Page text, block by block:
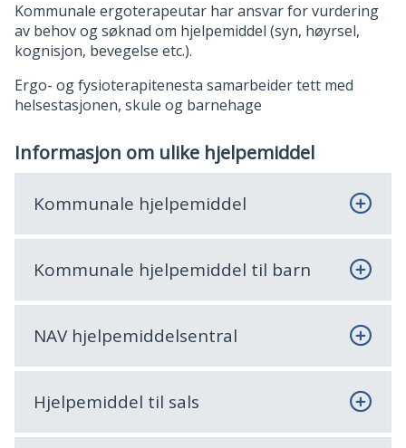
Kommunale ergoterapeutar har ansvar for vurdering
av behov og søknad om hjelpemiddel (syn, høyrsel,
kognisjon, bevegelse etc.).
Ergo- og fysioterapitenesta samarbeider tett med
helsestasjonen, skule og barnehage
Informasjon om ulike hjelpemiddel
Kommunale hjelpemiddel
Kommunale hjelpemiddel til barn
NAV hjelpemiddelsentral
Hjelpemiddel til sals